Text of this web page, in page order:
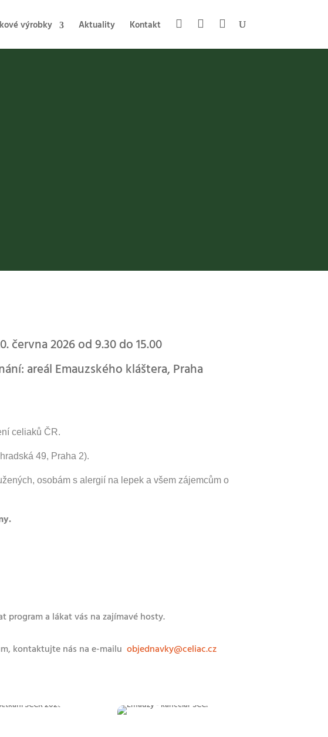
výrobky Aktuality Kontakt
června 2026 od 9.30 do 15.00
areál Emauzského kláštera, Praha
celiaků ČR.
49, Praha 2).
osobám s alergií na lepek a všem zájemcům o
program a lákat vás na zajímavé hosty.
kontaktujte nás na e-mailuobjednavky@celiac.cz